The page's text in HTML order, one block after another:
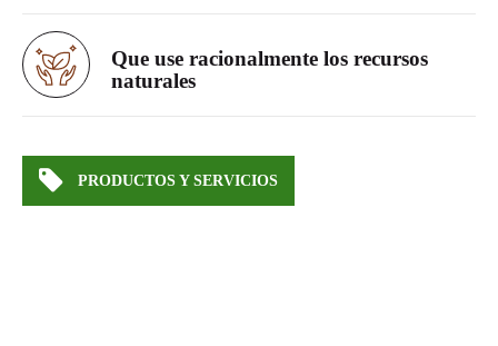
Que use racionalmente los recursos
naturales
PRODUCTOS Y SERVICIOS